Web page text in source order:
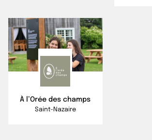
À l’Orée des champs
Saint-Nazaire